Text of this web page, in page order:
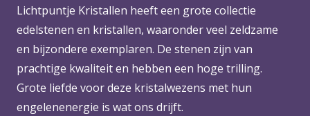
Lichtpuntje Kristallen heeft een grote collectie
edelstenen en kristallen, waaronder veel zeldzame
en bijzondere exemplaren. De stenen zijn van
prachtige kwaliteit en hebben een hoge trilling.
Grote liefde voor deze kristalwezens met hun
engelenenergie is wat ons drijft.